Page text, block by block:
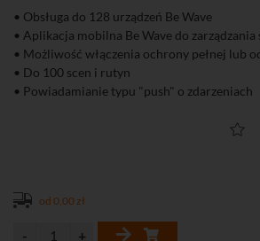
• Obsługa do 128 urządzeń Be Wave
• Aplikacja mobilna Be Wave do zarządzania
• Możliwość włączenia ochrony pełnej lub
• Do 100 scen i rutyn
• Powiadamianie typu "push" o zdarzeniach
od 0,00 zł